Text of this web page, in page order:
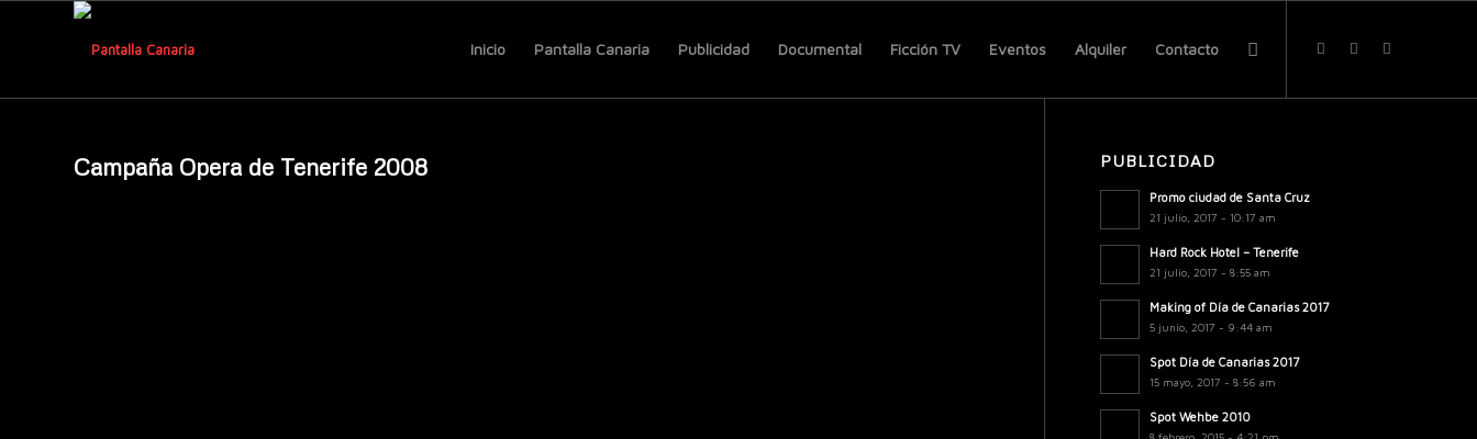
Inicio Pantalla Canaria Publicidad Documental Ficción TV Eventos Alquiler Contacto
Campaña Opera de Tenerife 2008 PUBLICIDAD
Promo ciudad de Santa Cruz
21 julio, 2017 - 10:17 am
Hard Rock Hotel – Tenerife
21 julio, 2017 - 8:55 am
Making of Día de Canarias 2017
5 junio, 2017 - 9:44 am
Spot Día de Canarias 2017
15 mayo, 2017 - 8:56 am
Spot Wehbe 2010